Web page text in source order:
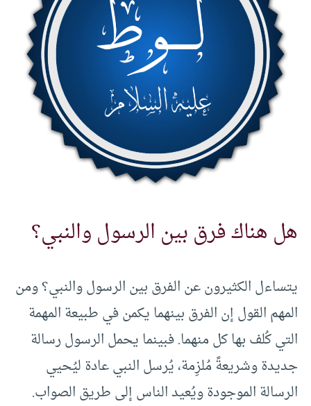
هل هناك فرق بين الرسول والنبي؟
يتساءل الكثيرون عن الفرق بين الرسول والنبي؟ ومن
المهم القول إن الفرق بينهما يكمن في طبيعة المهمة
التي كُلف بها كل منهما. فبينما يحمل الرسول رسالة
جديدة وشريعةً مُلزِمة، يُرسل النبي عادة ليُحيي
الرسالة الموجودة ويُعيد الناس إلى طريق الصواب.